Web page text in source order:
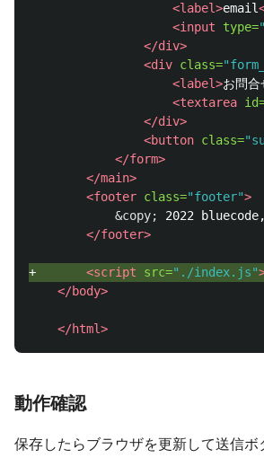
<label>email
<input
type=
</div>
<div class=
<label>お問合
<textarea
</div>
<button class=
</form>
</main>
<footer class="footer">
&copy;
2022
</footer>
+ <script src="./index.js"
</body>
</html>
動作確認
保存したらブラウザを更新して送信ボ